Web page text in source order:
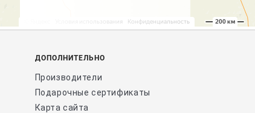
ДОПОЛНИТЕЛЬНО
Производители
Подарочные сертификаты
Карта сайта